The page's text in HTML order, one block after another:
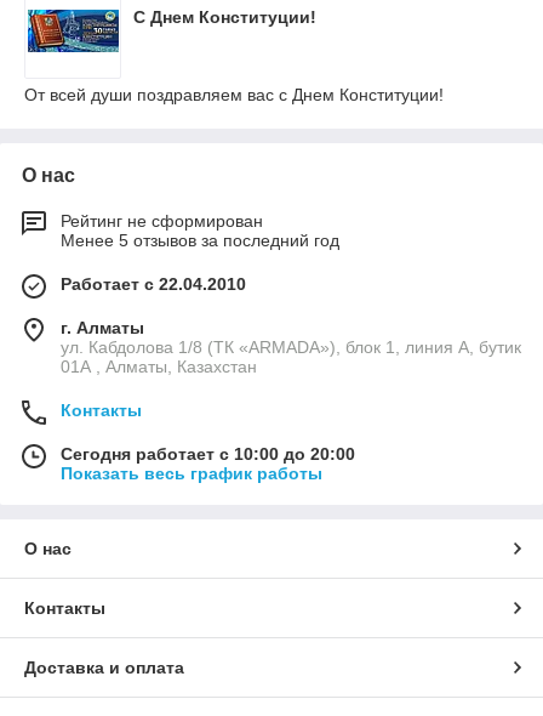
С Днем Конституции!
От всей души поздравляем вас с Днем Конституции!
О нас
Рейтинг не сформирован
Менее 5 отзывов за последний год
Работает с 22.04.2010
г. Алматы
ул. Кабдолова 1/8 (ТК «ARMADA»), блок 1, линия А, бутик
01А , Алматы, Казахстан
Контакты
Сегодня работает с 10:00 до 20:00
Показать весь график работы
О нас
Контакты
Доставка и оплата